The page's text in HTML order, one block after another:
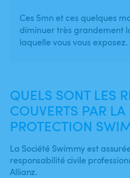
Ces 5mn et ces quelques
diminuer très grandement
laquelle vous vous exposez.
QUELS SONT LES
COUVERTS PAR LA
PROTECTION
La Société Swimmy est
responsabilité civile
Allianz.